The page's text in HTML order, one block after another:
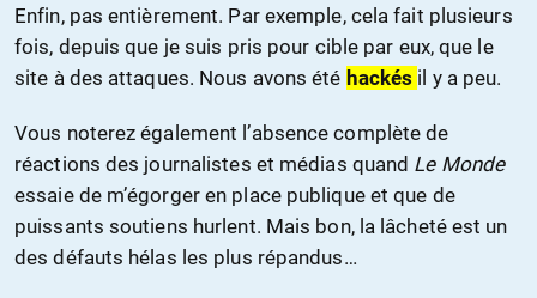
Enfin, pas entièrement. Par exemple, cela fait plusieurs
fois, depuis que je suis pris pour cible par eux, que le
site à des attaques. Nous avons été hackés il y a peu.
Vous noterez également l’absence complète de
réactions des journalistes et médias quand Le Monde
essaie de m’égorger en place publique et que de
puissants soutiens hurlent. Mais bon, la lâcheté est un
des défauts hélas les plus répandus…